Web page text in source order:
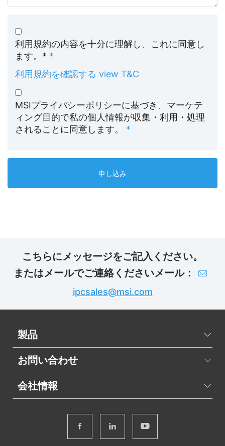
利用規約の内容を十分に理解し、これに同意し
ます。 *
利用規約を確認する
MSIプライバシーポリシーに基づき、マーケテ
ィング目的で私の個人情報が収集・利用・処理
されることに同意します。
申し込み
こちらにメッセージをご記入ください。
またはメールでご連絡くださいメール：
ipcsales@msi.com
製品
お問い合わせ
会社情報